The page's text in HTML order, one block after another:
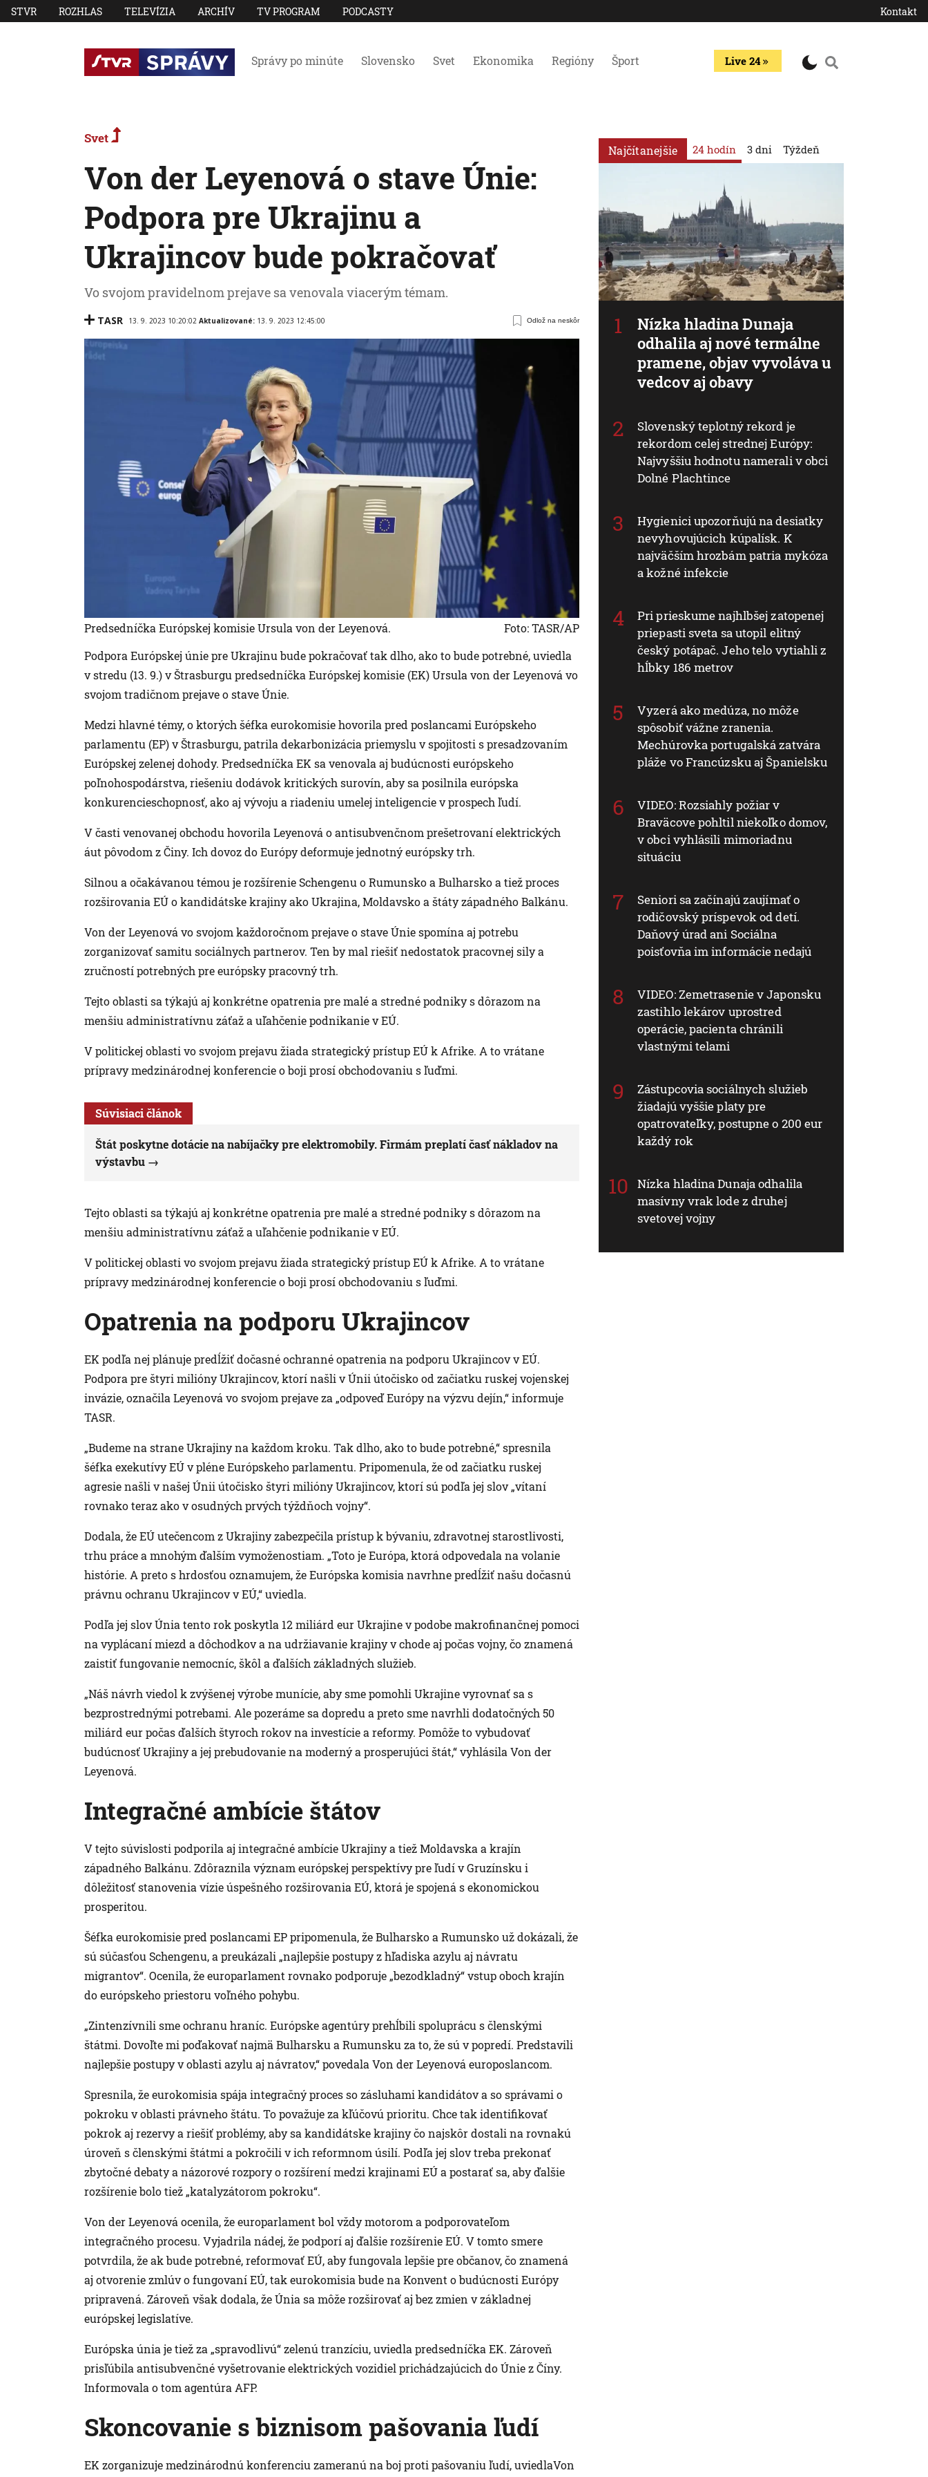
STVR ROZHLAS TELEVÍZIA ARCHÍV TV PROGRAM PODCASTY Kontakt
Správy po minúte Slovensko Svet Ekonomika Regióny Šport Live 24
Svet
Von der Leyenová o stave Únie:
Podpora pre Ukrajinu a
Ukrajincov bude pokračovať
Vo svojom pravidelnom prejave sa venovala viacerým témam.
TASR 13. 9. 2023 10:20:02 Aktualizované: 13. 9. 2023 12:45:00 Odlož na neskôr
Predsedníčka Európskej komisie Ursula von der Leyenová.
Foto: TASR/AP
Podpora Európskej únie pre Ukrajinu bude pokračovať tak dlho, ako to bude potrebné, uviedla
v stredu (13. 9.) v Štrasburgu predsedníčka Európskej komisie (EK) Ursula von der Leyenová vo
svojom tradičnom prejave o stave Únie.
Medzi hlavné témy, o ktorých šéfka eurokomisie hovorila pred poslancami Európskeho
parlamentu (EP) v Štrasburgu, patrila dekarbonizácia priemyslu v spojitosti s presadzovaním
Európskej zelenej dohody. Predsedníčka EK sa venovala aj budúcnosti európskeho
poľnohospodárstva, riešeniu dodávok kritických surovín, aby sa posilnila európska
konkurencieschopnosť, ako aj vývoju a riadeniu umelej inteligencie v prospech ľudí.
V časti venovanej obchodu hovorila Leyenová o antisubvenčnom prešetrovaní elektrických
áut pôvodom z Činy. Ich dovoz do Európy deformuje jednotný európsky trh.
Silnou a očakávanou témou je rozšírenie Schengenu o Rumunsko a Bulharsko a tiež proces
rozširovania EÚ o kandidátske krajiny ako Ukrajina, Moldavsko a štáty západného Balkánu.
Von der Leyenová vo svojom každoročnom prejave o stave Únie spomína aj potrebu
zorganizovať samitu sociálnych partnerov. Ten by mal riešiť nedostatok pracovnej sily a
zručností potrebných pre európsky pracovný trh.
Tejto oblasti sa týkajú aj konkrétne opatrenia pre malé a stredné podniky s dôrazom na
menšiu administratívnu záťaž a uľahčenie podnikanie v EÚ.
V politickej oblasti vo svojom prejavu žiada strategický prístup EÚ k Afrike. A to vrátane
prípravy medzinárodnej konferencie o boji prosí obchodovaniu s ľuďmi.
Súvisiaci článok
Štát poskytne dotácie na nabíjačky pre elektromobily. Firmám preplatí časť nákladov na
výstavbu
Tejto oblasti sa týkajú aj konkrétne opatrenia pre malé a stredné podniky s dôrazom na
menšiu administratívnu záťaž a uľahčenie podnikanie v EÚ.
V politickej oblasti vo svojom prejavu žiada strategický prístup EÚ k Afrike. A to vrátane
prípravy medzinárodnej konferencie o boji prosí obchodovaniu s ľuďmi.
Opatrenia na podporu Ukrajincov
EK podľa nej plánuje predĺžiť dočasné ochranné opatrenia na podporu Ukrajincov v EÚ.
Podpora pre štyri milióny Ukrajincov, ktorí našli v Únii útočisko od začiatku ruskej vojenskej
invázie, označila Leyenová vo svojom prejave za „odpoveď Európy na výzvu dejín,“ informuje
TASR.
„Budeme na strane Ukrajiny na každom kroku. Tak dlho, ako to bude potrebné,“ spresnila
šéfka exekutívy EÚ v pléne Európskeho parlamentu. Pripomenula, že od začiatku ruskej
agresie našli v našej Únii útočisko štyri milióny Ukrajincov, ktorí sú podľa jej slov „vítaní
rovnako teraz ako v osudných prvých týždňoch vojny“.
Dodala, že EÚ utečencom z Ukrajiny zabezpečila prístup k bývaniu, zdravotnej starostlivosti,
trhu práce a mnohým ďalším vymoženostiam. „Toto je Európa, ktorá odpovedala na volanie
histórie. A preto s hrdosťou oznamujem, že Európska komisia navrhne predĺžiť našu dočasnú
právnu ochranu Ukrajincov v EÚ,“ uviedla.
Podľa jej slov Únia tento rok poskytla 12 miliárd eur Ukrajine v podobe makrofinančnej pomoci
na vyplácaní miezd a dôchodkov a na udržiavanie krajiny v chode aj počas vojny, čo znamená
zaistiť fungovanie nemocníc, škôl a ďalších základných služieb.
„Náš návrh viedol k zvýšenej výrobe munície, aby sme pomohli Ukrajine vyrovnať sa s
bezprostrednými potrebami. Ale pozeráme sa dopredu a preto sme navrhli dodatočných 50
miliárd eur počas ďalších štyroch rokov na investície a reformy. Pomôže to vybudovať
budúcnosť Ukrajiny a jej prebudovanie na moderný a prosperujúci štát,“ vyhlásila Von der
Leyenová.
Integračné ambície štátov
V tejto súvislosti podporila aj integračné ambície Ukrajiny a tiež Moldavska a krajín
západného Balkánu. Zdôraznila význam európskej perspektívy pre ľudí v Gruzínsku i
dôležitosť stanovenia vízie úspešného rozširovania EÚ, ktorá je spojená s ekonomickou
prosperitou.
Šéfka eurokomisie pred poslancami EP pripomenula, že Bulharsko a Rumunsko už dokázali, že
sú súčasťou Schengenu, a preukázali „najlepšie postupy z hľadiska azylu aj návratu
migrantov“. Ocenila, že europarlament rovnako podporuje „bezodkladný“ vstup oboch krajín
do európskeho priestoru voľného pohybu.
„Zintenzívnili sme ochranu hraníc. Európske agentúry prehĺbili spoluprácu s členskými
štátmi. Dovoľte mi poďakovať najmä Bulharsku a Rumunsku za to, že sú v popredí. Predstavili
najlepšie postupy v oblasti azylu aj návratov,“ povedala Von der Leyenová europoslancom.
Spresnila, že eurokomisia spája integračný proces so zásluhami kandidátov a so správami o
pokroku v oblasti právneho štátu. To považuje za kľúčovú prioritu. Chce tak identifikovať
pokrok aj rezervy a riešiť problémy, aby sa kandidátske krajiny čo najskôr dostali na rovnakú
úroveň s členskými štátmi a pokročili v ich reformnom úsilí. Podľa jej slov treba prekonať
zbytočné debaty a názorové rozpory o rozšírení medzi krajinami EÚ a postarať sa, aby ďalšie
rozšírenie bolo tiež „katalyzátorom pokroku“.
Von der Leyenová ocenila, že europarlament bol vždy motorom a podporovateľom
integračného procesu. Vyjadrila nádej, že podporí aj ďalšie rozšírenie EÚ. V tomto smere
potvrdila, že ak bude potrebné, reformovať EÚ, aby fungovala lepšie pre občanov, čo znamená
aj otvorenie zmlúv o fungovaní EÚ, tak eurokomisia bude na Konvent o budúcnosti Európy
pripravená. Zároveň však dodala, že Únia sa môže rozširovať aj bez zmien v základnej
európskej legislatíve.
Európska únia je tiež za „spravodlivú“ zelenú tranzíciu, uviedla predsedníčka EK. Zároveň
prisľúbila antisubvenčné vyšetrovanie elektrických vozidiel prichádzajúcich do Únie z Číny.
Informovala o tom agentúra AFP.
Skoncovanie s biznisom pašovania ľudí
EK zorganizuje medzinárodnú konferenciu zameranú na boj proti pašovaniu ľudí, uviedlaVon
Najčítanejšie 24 hodín
Nízka hladina Dunaja
odhalila aj nové termálne
pramene, objav vyvoláva u
vedcov aj obavy
Slovenský teplotný rekord je
rekordom celej strednej Európy:
Najvyššiu hodnotu namerali v obci
Dolné Plachtince
Hygienici upozorňujú na desiatky
nevyhovujúcich kúpalísk. K
najväčším hrozbám patria mykóza
a kožné infekcie
Pri prieskume najhlbšej zatopenej
priepasti sveta sa utopil elitný
český potápač. Jeho telo vytiahli z
hĺbky 186 metrov
Vyzerá ako medúza, no môže
spôsobiť vážne zranenia.
Mechúrovka portugalská zatvára
pláže vo Francúzsku aj Španielsku
VIDEO: Rozsiahly požiar v
Braväcove pohltil niekoľko domov,
v obci vyhlásili mimoriadnu
situáciu
Seniori sa začínajú zaujímať o
rodičovský príspevok od detí.
Daňový úrad ani Sociálna
poisťovňa im informácie nedajú
VIDEO: Zemetrasenie v Japonsku
zastihlo lekárov uprostred
operácie, pacienta chránili
vlastnými telami
Zástupcovia sociálnych služieb
žiadajú vyššie platy pre
opatrovateľky, postupne o 200 eur
každý rok
Nízka hladina Dunaja odhalila
masívny vrak lode z druhej
svetovej vojny
3 dni Týždeň